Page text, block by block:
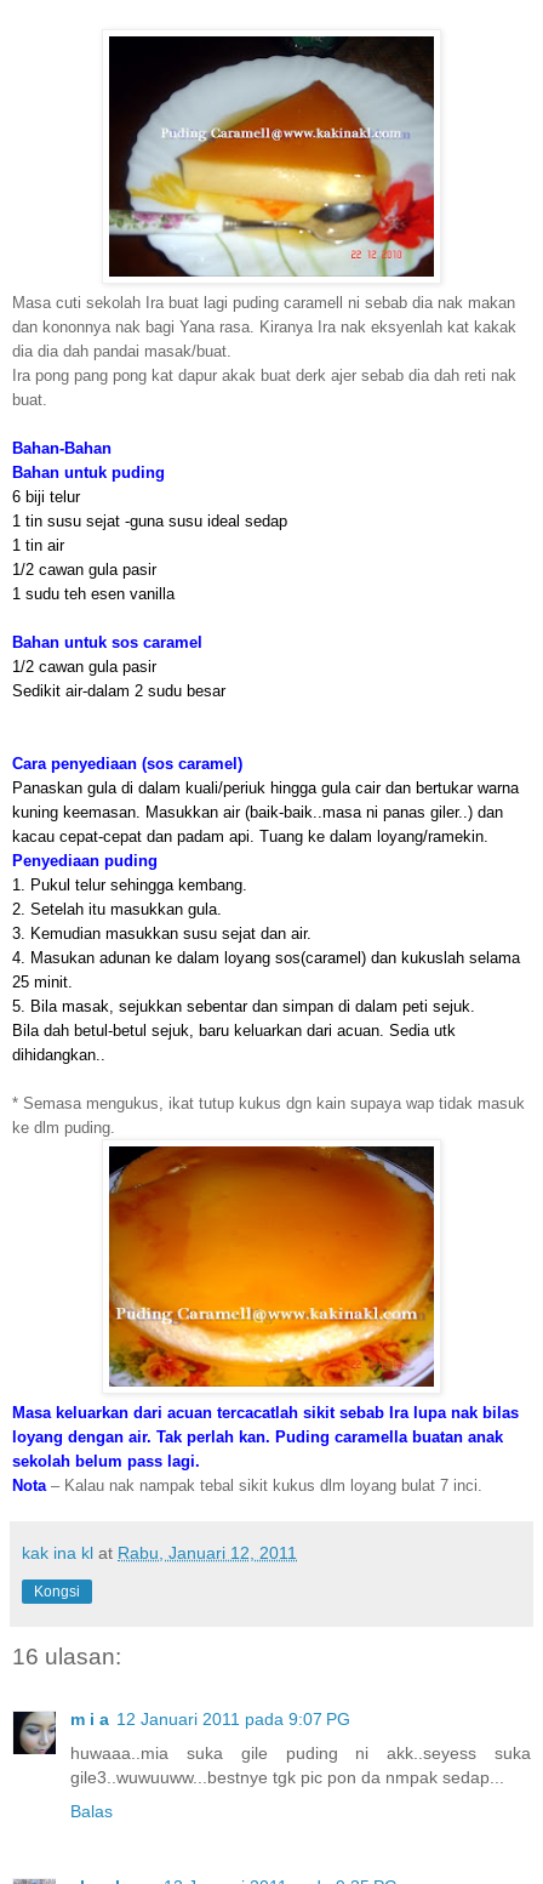
Masa cuti sekolah Ira buat lagi puding caramell ni sebab dia nak makan
dan kononnya nak bagi Yana rasa. Kiranya Ira nak eksyenlah kat kakak
dia dia dah pandai masak/buat.
Ira pong pang pong kat dapur akak buat derk ajer sebab dia dah reti nak
buat.
Bahan-Bahan
Bahan untuk puding
6 biji telur
1 tin susu sejat -guna susu ideal sedap
1 tin air
1/2 cawan gula pasir
1 sudu teh esen vanilla
Bahan untuk sos caramel
1/2 cawan gula pasir
Sedikit air-dalam 2 sudu besar
Cara penyediaan (sos caramel)
Panaskan gula di dalam kuali/periuk hingga gula cair dan bertukar warna
kuning keemasan. Masukkan air (baik-baik..masa ni panas giler..) dan
kacau cepat-cepat dan padam api. Tuang ke dalam loyang/ramekin.
Penyediaan puding
1. Pukul telur sehingga kembang.
2. Setelah itu masukkan gula.
3. Kemudian masukkan susu sejat dan air.
4. Masukan adunan ke dalam loyang sos(caramel) dan kukuslah selama
25 minit.
5. Bila masak, sejukkan sebentar dan simpan di dalam peti sejuk.
Bila dah betul-betul sejuk, baru keluarkan dari acuan. Sedia utk
dihidangkan..
* Semasa mengukus, ikat tutup kukus dgn kain supaya wap tidak masuk
ke dlm puding.
Masa keluarkan dari acuan tercacatlah sikit sebab Ira lupa nak bilas
loyang dengan air. Tak perlah kan. Puding caramella buatan anak
sekolah belum pass lagi.
Nota – Kalau nak nampak tebal sikit kukus dlm loyang bulat 7 inci.
kak ina kl at Rabu, Januari 12, 2011
Kongsi
16 ulasan:
m i a 12 Januari 2011 pada 9:07 PG
huwaaa..mia suka gile puding ni akk..seyess suka
gile3..wuwuuww...bestnye tgk pic pon da nmpak sedap...
Balas